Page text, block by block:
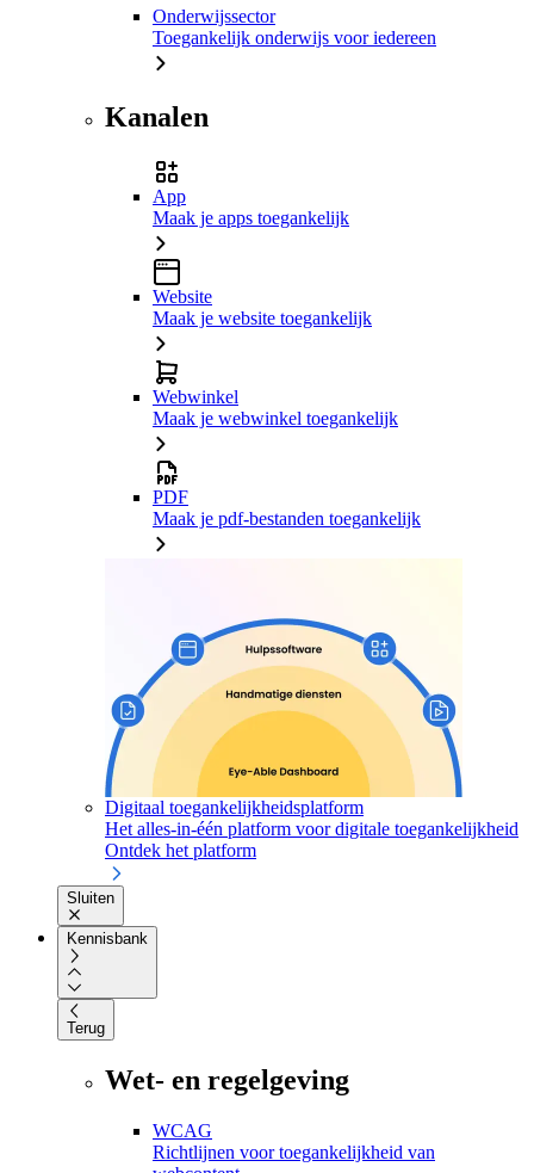
Onderwijssector
Toegankelijk onderwijs voor iedereen
Kanalen
App
Maak je apps toegankelijk
Website
Maak je website toegankelijk
Webwinkel
Maak je webwinkel toegankelijk
PDF
Maak je pdf-bestanden toegankelijk
Digitaal toegankelijkheidsplatform
Het alles-in-één platform voor digitale toegankelijkheid
Ontdek het platform
Sluiten
Kennisbank
Terug
Wet- en regelgeving
WCAG
Richtlijnen voor toegankelijkheid van